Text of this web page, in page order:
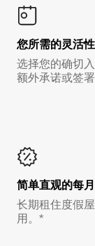
您所需的灵活性
选择您的确切
额外承诺或签
简单直观的每
长期租住度假
用。*